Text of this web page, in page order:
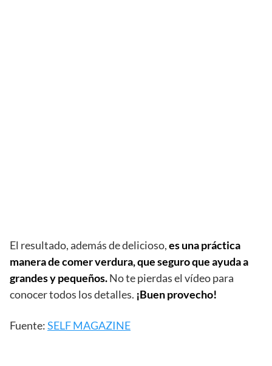
El resultado, además de delicioso,es una práctica
manera de comer verdura, que seguro que ayuda a
grandes y pequeños.No te pierdas el vídeo para
conocer todos los detalles. ¡Buen provecho!
Fuente:SELF MAGAZINE